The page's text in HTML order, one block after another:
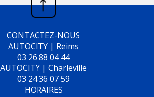
CONTACTEZ-NOUS
AUTOCITY | Reims
03 26 88 04 44
AUTOCITY | Charleville
03 24 36 07 59
HORAIRES